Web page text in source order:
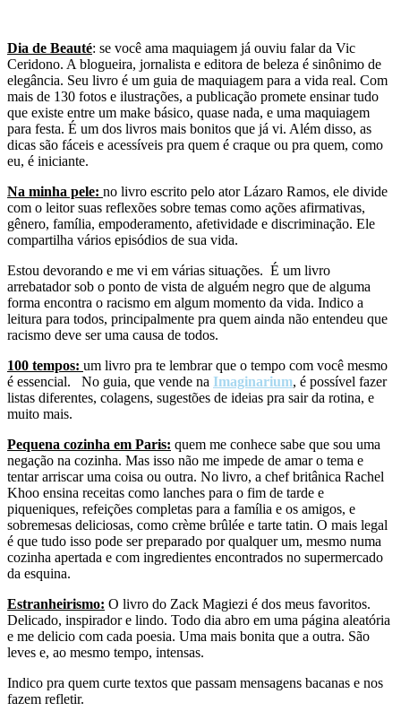
Dia de Beauté: se você ama maquiagem já ouviu falar da Vic
Ceridono. A blogueira, jornalista e editora de beleza é sinônimo de
elegância. Seu livro é um guia de maquiagem para a vida real. Com
mais de 130 fotos e ilustrações, a publicação promete ensinar tudo
que existe entre um make básico, quase nada, e uma maquiagem
para festa. É um dos livros mais bonitos que já vi. Além disso, as
dicas são fáceis e acessíveis pra quem é craque ou pra quem, como
eu, é iniciante.
Na minha pele: no livro escrito pelo ator Lázaro Ramos, ele divide
com o leitor suas reflexões sobre temas como ações afirmativas,
gênero, família, empoderamento, afetividade e discriminação. Ele
compartilha vários episódios de sua vida.
Estou devorando e me vi em várias situações. É um livro
arrebatador sob o ponto de vista de alguém negro que de alguma
forma encontra o racismo em algum momento da vida. Indico a
leitura para todos, principalmente pra quem ainda não entendeu que
racismo deve ser uma causa de todos.
100 tempos: um livro pra te lembrar que o tempo com você mesmo
é essencial. No guia, que vende na Imaginarium, é possível fazer
listas diferentes, colagens, sugestões de ideias pra sair da rotina, e
muito mais.
Pequena cozinha em Paris: quem me conhece sabe que sou uma
negação na cozinha. Mas isso não me impede de amar o tema e
tentar arriscar uma coisa ou outra. No livro, a chef britânica Rachel
Khoo ensina receitas como lanches para o fim de tarde e
piqueniques, refeições completas para a família e os amigos, e
sobremesas deliciosas, como crème brûlée e tarte tatin. O mais legal
é que tudo isso pode ser preparado por qualquer um, mesmo numa
cozinha apertada e com ingredientes encontrados no supermercado
da esquina.
Estranheirismo: O livro do Zack Magiezi é dos meus favoritos.
Delicado, inspirador e lindo. Todo dia abro em uma página aleatória
e me delicio com cada poesia. Uma mais bonita que a outra. São
leves e, ao mesmo tempo, intensas.
Indico pra quem curte textos que passam mensagens bacanas e nos
fazem refletir.